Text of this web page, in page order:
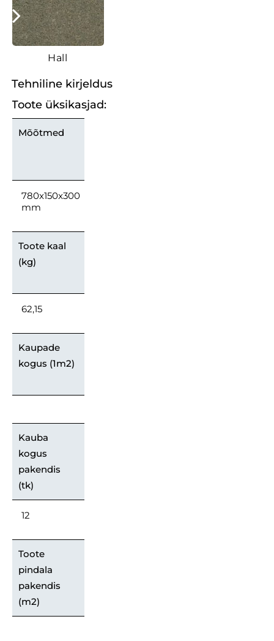
Hall
Tehniline kirjeldus
Toote üksikasjad:
Mõõtmed
780x150x300
mm
Toote kaal
(kg)
62,15
Kaupade
kogus (1m2)
Kauba
kogus
pakendis
(tk)
12
Toote
pindala
pakendis
(m2)